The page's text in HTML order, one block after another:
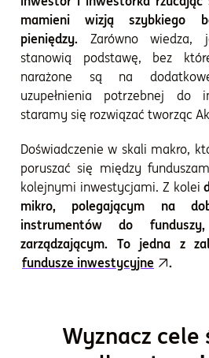
mamieni wizją szybkiego
pieniędzy. Zarówno wiedza,
stanowią podstawę, bez
narażone są na
uzupełnienia potrzebnej do
staramy się rozwiązać tworząc
Doświadczenie w skali makro,
poruszać się między
kolejnymi inwestycjami. Z kolei
mikro, polegającym na
instrumentów do
zarządzającym. To jedna z
fundusze inwestycyjne
.
Wyznacz cele